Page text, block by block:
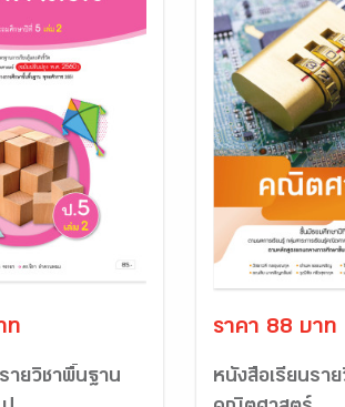
ท
ายวิชาพื้นฐาน
ราคา 88 บาท
หนังสือเรียนราย